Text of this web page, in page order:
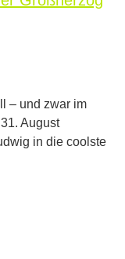
– und zwar im
August
in die coolste